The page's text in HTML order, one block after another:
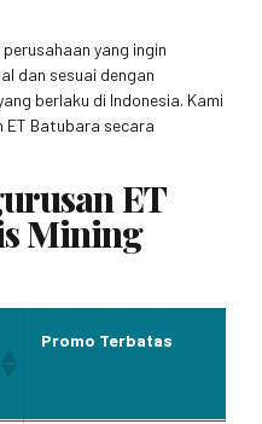
yang ingin
dan sesuai dengan
berlaku di Indonesia. Kami
ET Batubara secara
ET
Mining
Promo Terbatas